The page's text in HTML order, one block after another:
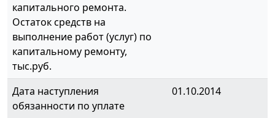
капитального ремонта.
Остаток средств на
выполнение работ (услуг) по
капитальному ремонту,
тыс.руб.
Дата наступления
обязанности по уплате
01.10.2014